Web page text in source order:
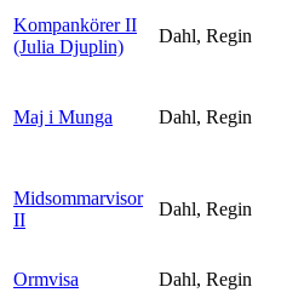
Kompankörer II
(Julia Djuplin)
Dahl, Regin
Maj i Munga Dahl, Regin
Midsommarvisor
II
Dahl, Regin
Ormvisa Dahl, Regin